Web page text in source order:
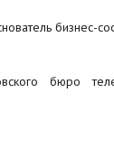
бизнес-
бюро